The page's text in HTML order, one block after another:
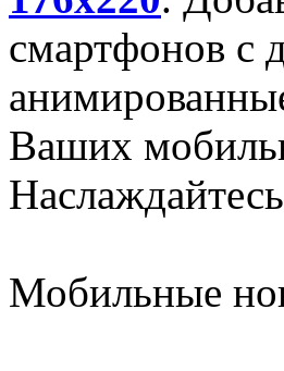
смартфонов с
Ваших
Мобильные